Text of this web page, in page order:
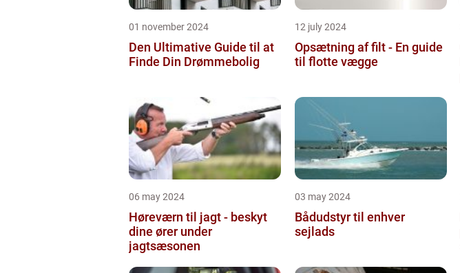
01 november 2024
Den Ultimative Guide til at
Finde Din Drømmebolig
12 july 2024
Opsætning af filt - En guide
til flotte vægge
06 may 2024
Høreværn til jagt - beskyt
dine ører under
jagtsæsonen
03 may 2024
Bådudstyr til enhver
sejlads